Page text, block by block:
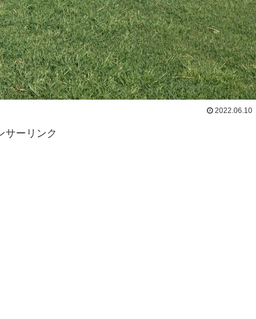
2022.06.10
サーリンク